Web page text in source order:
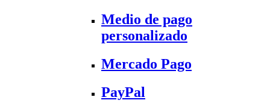
Medio de pago
personalizado
Mercado Pago
PayPal